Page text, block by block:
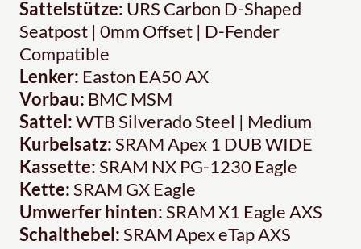
Sattelstütze: URS Carbon D-Shaped
Seatpost | 0mm Offset | D-Fender
Compatible
Lenker: Easton EA50 AX
Vorbau: BMC MSM
Sattel:WTB Silverado Steel | Medium
Kurbelsatz:SRAM Apex 1 DUB WIDE
Kassette:SRAM NX PG-1230 Eagle
Kette:SRAM GX Eagle
Umwerfer hinten:SRAM X1 Eagle AXS
Schalthebel:SRAM Apex eTap AXS